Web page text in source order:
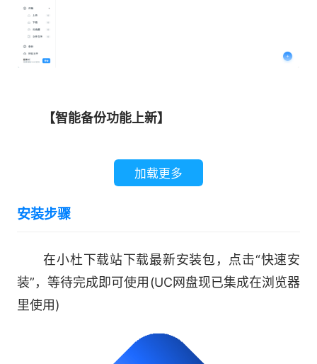
【智能备份功能上新】
安全高效：自动备份，重要文件不丢失
模式
多端实时更新：电脑、手机实时同步
软件亮点：
1. 超大空间，超速下载：普通用户享受10GB
永久有限空间，SVIP用户支持6T空间，至臻会员
加载更多
安装步骤
在小杜下载站下载最新安装包，点击“快速安
装”，等待完成即可使用(UC网盘现已集成在浏览器
里使用)